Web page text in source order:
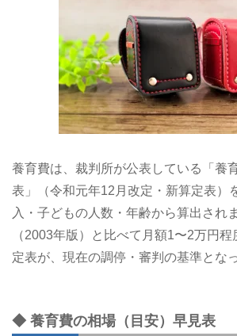
養育費は、裁判所が公表している「養
表」（令和元年12月改定・新算定表）
入・子どもの人数・年齢から算出され
（2003年版）と比べて月額1〜2万円
定表が、現在の調停・審判の基準とな
◆ 養育費の相場（目安）早見表